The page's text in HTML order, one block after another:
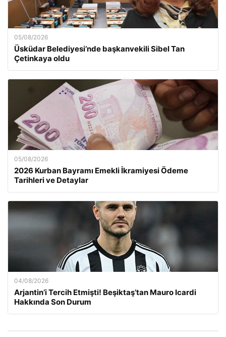
05/08/2026
Üsküdar Belediyesi’nde başkanvekili Sibel Tan
Çetinkaya oldu
05/08/2026
2026 Kurban Bayramı Emekli İkramiyesi Ödeme
Tarihleri ve Detaylar
04/08/2026
Arjantin’i Tercih Etmişti! Beşiktaş’tan Mauro Icardi
Hakkında Son Durum